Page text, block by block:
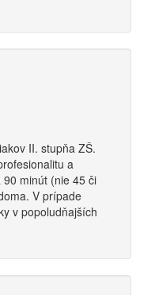
II. stupňa ZŠ.
a
minút (nie 45 či
V prípade
v popoludňajších